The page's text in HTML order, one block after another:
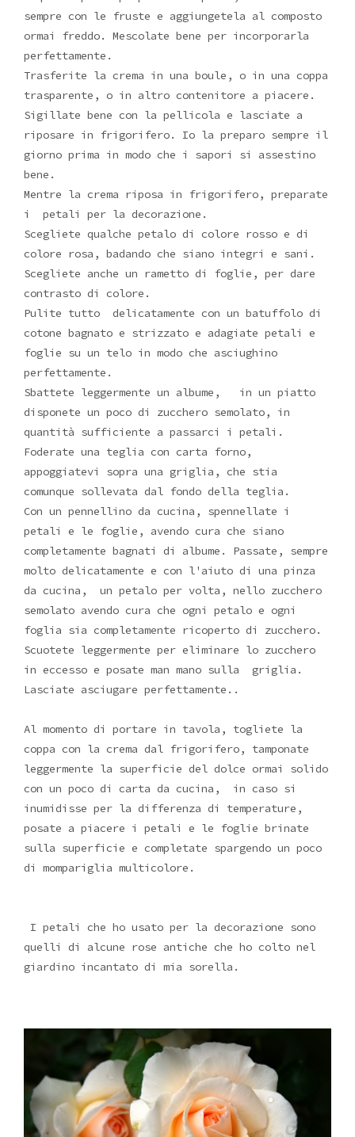
sempre con le fruste e aggiungetela al composto
ormai freddo. Mescolate bene per incorporarla
perfettamente.
Trasferite la crema in una boule, o in una coppa
trasparente, o in altro contenitore a piacere.
Sigillate bene con la pellicola e lasciate a
riposare in frigorifero. Io la preparo sempre il
giorno prima in modo che i sapori si assestino
bene.
Mentre la crema riposa in frigorifero, preparate
i petali per la decorazione.
Scegliete qualche petalo di colore rosso e di
colore rosa, badando che siano integri e sani.
Scegliete anche un rametto di foglie, per dare
contrasto di colore.
Pulite tutto delicatamente con un batuffolo di
cotone bagnato e strizzato e adagiate petali e
foglie su un telo in modo che asciughino
perfettamente.
Sbattete leggermente un albume, in un piatto
disponete un poco di zucchero semolato, in
quantità sufficiente a passarci i petali.
Foderate una teglia con carta forno,
appoggiatevi sopra una griglia, che stia
comunque sollevata dal fondo della teglia.
Con un pennellino da cucina, spennellate i
petali e le foglie, avendo cura che siano
completamente bagnati di albume. Passate, sempre
molto delicatamente e con l'aiuto di una pinza
da cucina, un petalo per volta, nello zucchero
semolato avendo cura che ogni petalo e ogni
foglia sia completamente ricoperto di zucchero.
Scuotete leggermente per eliminare lo zucchero
in eccesso e posate man mano sulla griglia.
Lasciate asciugare perfettamente..
Al momento di portare in tavola, togliete la
coppa con la crema dal frigorifero, tamponate
leggermente la superficie del dolce ormai solido
con un poco di carta da cucina, in caso si
inumidisse per la differenza di temperature,
posate a piacere i petali e le foglie brinate
sulla superficie e completate spargendo un poco
di mompariglia multicolore.
I petali che ho usato per la decorazione sono
quelli di alcune rose antiche che ho colto nel
giardino incantato di mia sorella.